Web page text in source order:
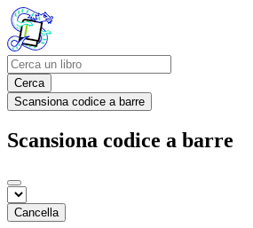
Cerca
Scansiona codice a barre
Scansiona codice a barre
Cancella